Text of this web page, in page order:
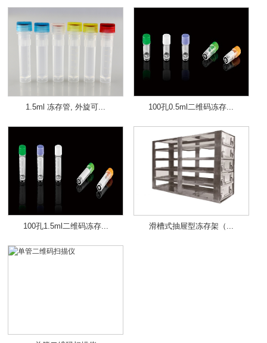
1.5ml 冻存管, 外旋可... 100孔0.5ml二维码冻存...
100孔1.5ml二维码冻存... 滑槽式抽屉型冻存架（...